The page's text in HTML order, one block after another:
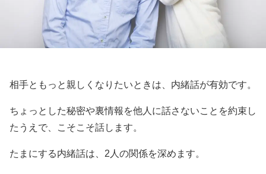
相手ともっと親しくなりたいときは、内緒話が有効です。
ちょっとした秘密や裏情報を他人に話さないことを約束し
たうえで、こそこそ話します。
たまにする内緒話は、2人の関係を深めます。